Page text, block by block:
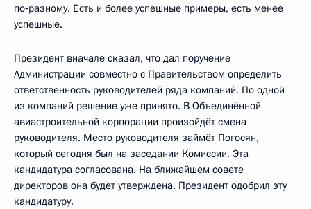
по‑разному. Есть и более успешные примеры, есть менее
успешные.
Президент вначале сказал, что дал поручение
Администрации совместно с Правительством определить
ответственность руководителей ряда компаний. По одной
из компаний решение уже принято. В Объединённой
авиастроительной корпорации произойдёт смена
руководителя. Место руководителя займёт Погосян,
который сегодня был на заседании Комиссии. Эта
кандидатура согласована. На ближайшем совете
директоров она будет утверждена. Президент одобрил эту
кандидатуру.